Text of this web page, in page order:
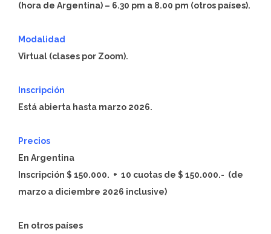
(hora de Argentina) – 6.30 pm a 8.00 pm (otros países).
Modalidad
Virtual (clases por Zoom).
Inscripción
Está abierta hasta marzo 2026.
Precios
En Argentina
Inscripción $ 150.000. + 10 cuotas de $ 150.000.- (de
marzo a diciembre 2026 inclusive)
En otros países